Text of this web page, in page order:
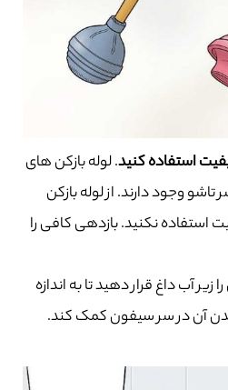
استفاده کنید. لوله بازکن های
وجود دارند. از لوله بازکن
نکنید. بازدهی کافی را
آب داغ قرار دهید تا به اندازه
آن در سر سیفون کمک کند.